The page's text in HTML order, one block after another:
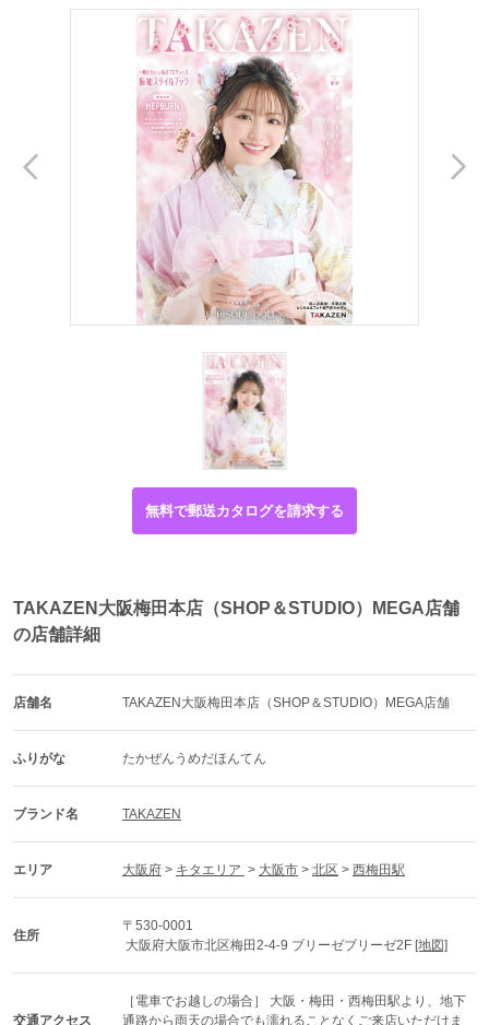
無料で郵送カタログを請求する
TAKAZEN大阪梅田本店（SHOP＆STUDIO）MEGA店舗
の店舗詳細
店舗名 TAKAZEN大阪梅田本店（SHOP＆STUDIO）MEGA店舗
ふりがな たかぜんうめだほんてん
ブランド名 TAKAZEN
エリア 大阪府 > キタエリア > 大阪市 > 北区 > 西梅田駅
住所
〒530-0001
大阪府大阪市北区梅田2-4-9 ブリーゼブリーゼ2F [地図]
交通アクセス
［電車でお越しの場合］ 大阪・梅田・西梅田駅より、地下
通路から雨天の場合でも濡れることなくご来店いただけま